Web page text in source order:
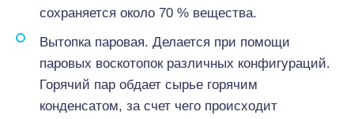
сохраняется около 70 % вещества.
Вытопка паровая. Делается при помощи
паровых воскотопок различных конфигураций.
Горячий пар обдает сырье горячим
конденсатом, за счет чего происходит